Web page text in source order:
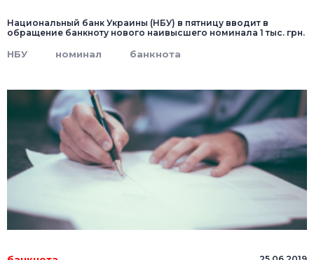
Национальный банк Украины (НБУ) в пятницу вводит в
обращение банкноту нового наивысшего номинала 1 тыс. грн.
НБУ номинал банкнота